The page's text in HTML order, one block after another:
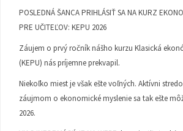
POSLEDNÁ ŠANCA PRIHLÁSIŤ SA NA KURZ
PRE UČITEĽOV: KEPU 2026
Záujem o prvý ročník nášho kurzu Klasická
(KEPU) nás príjemne prekvapil.
Niekoľko miest je však ešte voľných. Aktívni
záujmom o ekonomické myslenie sa tak ešte
2026.